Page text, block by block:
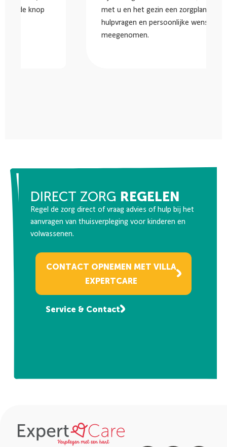
met u en het gezin een zorgplan waarin alle
hulpvragen en persoonlijke wensen worden
DIRECT ZORG REGELEN
Regel de zorg direct of vraag advies of hulp bij het
aanvragen van thuisverpleging voor kinderen en
volwassenen.
CONTACT OPNEMEN MET VILLA
EXPERTCARE
Service & Contact